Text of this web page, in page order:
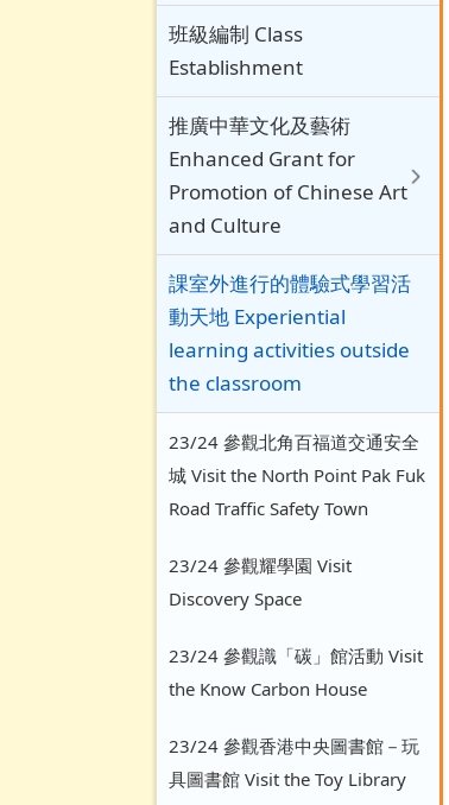
班級編制 Class
Establishment
推廣中華文化及藝術
Enhanced Grant for
Promotion of Chinese Art
and Culture
課室外進行的體驗式學習活
動天地 Experiential
learning activities outside
the classroom
23/24 參觀北角百福道交通安全
城 Visit the North Point Pak Fuk
Road Traffic Safety Town
23/24 參觀耀學園 Visit
Discovery Space
23/24 參觀識「碳」館活動 Visit
the Know Carbon House
23/24 參觀香港中央圖書館－玩
具圖書館 Visit the Toy Library